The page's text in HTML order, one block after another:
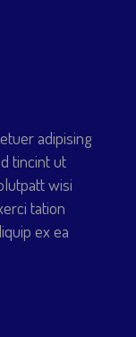
adipising
tincint ut
wisi
tation
ex ea